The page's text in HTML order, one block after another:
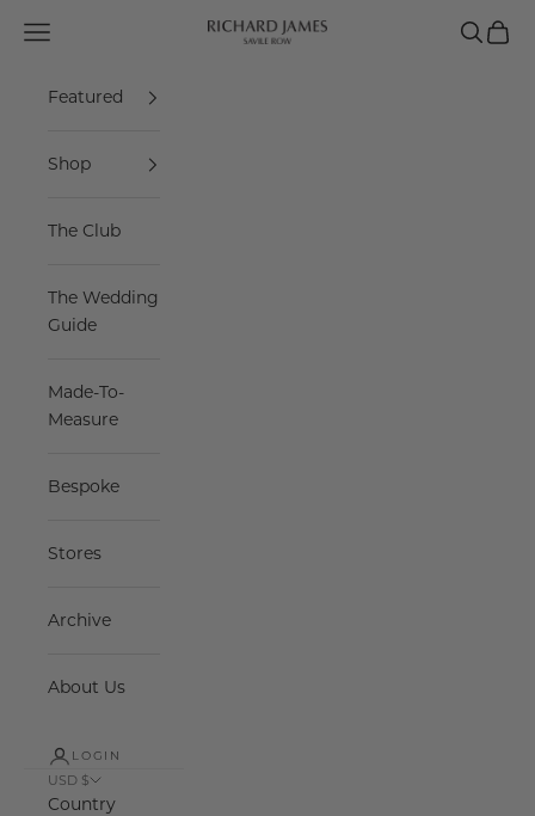
Richard James Savile Row
Navigation menu Search
Cart
Featured
Shop
The Club
The Wedding
Guide
Made-To-
Measure
Bespoke
Stores
Archive
About Us
LOGIN
USD $
Country